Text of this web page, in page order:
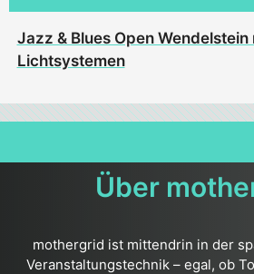
Jazz & Blues Open Wendelstein
Lichtsystemen
Über
mothergrid ist mittendrin in der
Veranstaltungstechnik – egal, ob